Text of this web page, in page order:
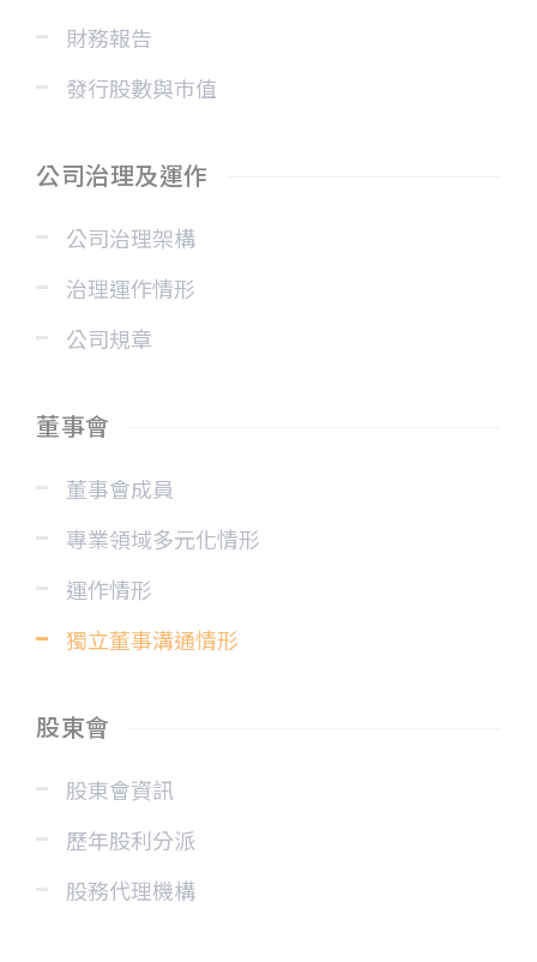
財務報告
發行股數與巿值
公司治理及運作
公司治理架構
治理運作情形
公司規章
董事會
董事會成員
專業領域多元化情形
運作情形
獨立董事溝通情形
股東會
股東會資訊
歷年股利分派
股務代理機構